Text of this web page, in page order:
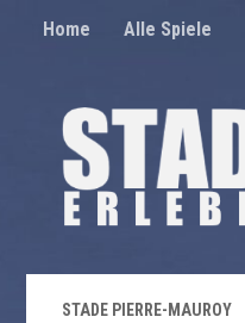
Unter dem Inhalt
Home Alle Spiele
STADE PIERRE-MAUROY